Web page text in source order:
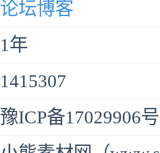
论坛博客
1年
1415307
豫ICP备17029906